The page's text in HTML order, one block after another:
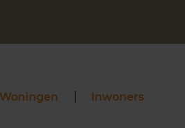
Woningen Inwoners